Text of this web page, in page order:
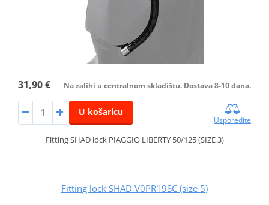
31,90 € Na zalihi u centralnom skladištu. Dostava 8-10 dana.
U košaricu
Usporedite
Fitting SHAD lock PIAGGIO LIBERTY 50/125 (SIZE 3)
Fitting lock SHAD V0PR19SC (size 5)